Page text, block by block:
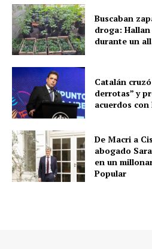
Buscaban
droga:
durante un
Catalán
derrotas” y
acuerdos
De Macri a
abogado
en un
Popular